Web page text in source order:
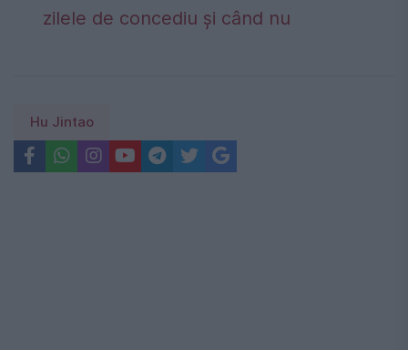
zilele de concediu și când nu
Hu Jintao